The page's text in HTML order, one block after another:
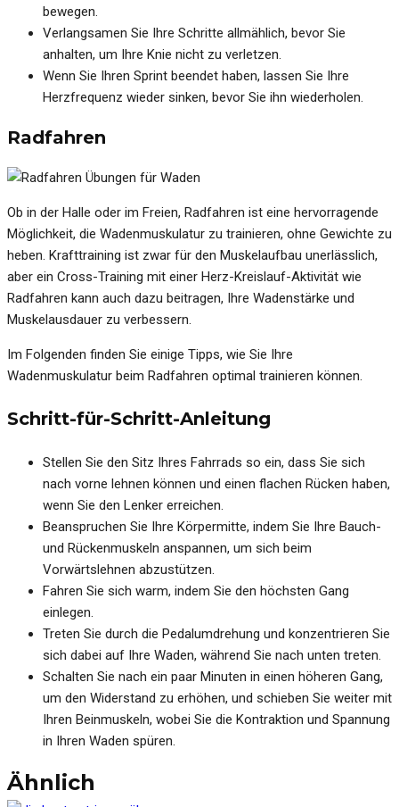
bewegen.
Verlangsamen Sie Ihre Schritte allmählich, bevor Sie
anhalten, um Ihre Knie nicht zu verletzen.
Wenn Sie Ihren Sprint beendet haben, lassen Sie Ihre
Herzfrequenz wieder sinken, bevor Sie ihn wiederholen.
Radfahren
Ob in der Halle oder im Freien, Radfahren ist eine hervorragende
Möglichkeit, die Wadenmuskulatur zu trainieren, ohne Gewichte zu
heben. Krafttraining ist zwar für den Muskelaufbau unerlässlich,
aber ein Cross-Training mit einer Herz-Kreislauf-Aktivität wie
Radfahren kann auch dazu beitragen, Ihre Wadenstärke und
Muskelausdauer zu verbessern.
Im Folgenden finden Sie einige Tipps, wie Sie Ihre
Wadenmuskulatur beim Radfahren optimal trainieren können.
Schritt-für-Schritt-Anleitung
Stellen Sie den Sitz Ihres Fahrrads so ein, dass Sie sich
nach vorne lehnen können und einen flachen Rücken haben,
wenn Sie den Lenker erreichen.
Beanspruchen Sie Ihre Körpermitte, indem Sie Ihre Bauch-
und Rückenmuskeln anspannen, um sich beim
Vorwärtslehnen abzustützen.
Fahren Sie sich warm, indem Sie den höchsten Gang
einlegen.
Treten Sie durch die Pedalumdrehung und konzentrieren Sie
sich dabei auf Ihre Waden, während Sie nach unten treten.
Schalten Sie nach ein paar Minuten in einen höheren Gang,
um den Widerstand zu erhöhen, und schieben Sie weiter mit
Ihren Beinmuskeln, wobei Sie die Kontraktion und Spannung
in Ihren Waden spüren.
Ähnlich